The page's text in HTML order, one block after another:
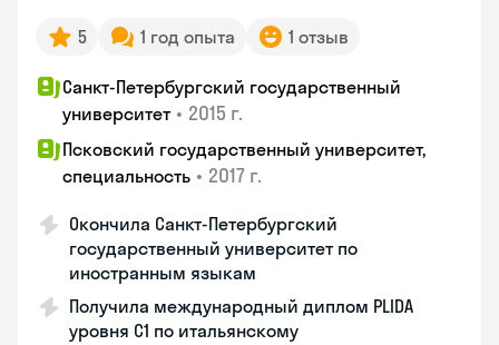
5 1 год опыта 1 отзыв
Санкт-Петербургский государственный
университет • 2015 г.
Псковский государственный университет,
специальность • 2017 г.
Окончила Санкт-Петербургский
государственный университет по
иностранным языкам
Получила международный диплом PLIDA
уровня С1 по итальянскому